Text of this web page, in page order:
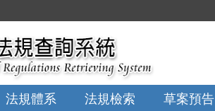
法規體系 法規檢索 草案預告